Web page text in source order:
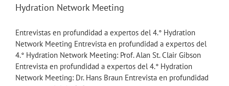
EHI
Hydration Network Meeting
Entrevistas en profundidad a expertos del 4.° Hydration
Network Meeting Entrevista en profundidad a expertos del
4.° Hydration Network Meeting: Prof. Alan St. Clair Gibson
Entrevista en profundidad a expertos del 4.° Hydration
Network Meeting: Dr. Hans Braun Entrevista en profundidad